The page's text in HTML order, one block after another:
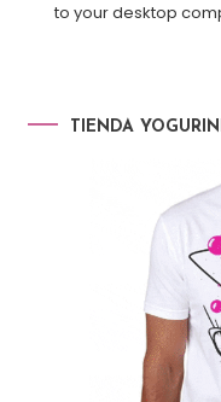
to your desktop
TIENDA